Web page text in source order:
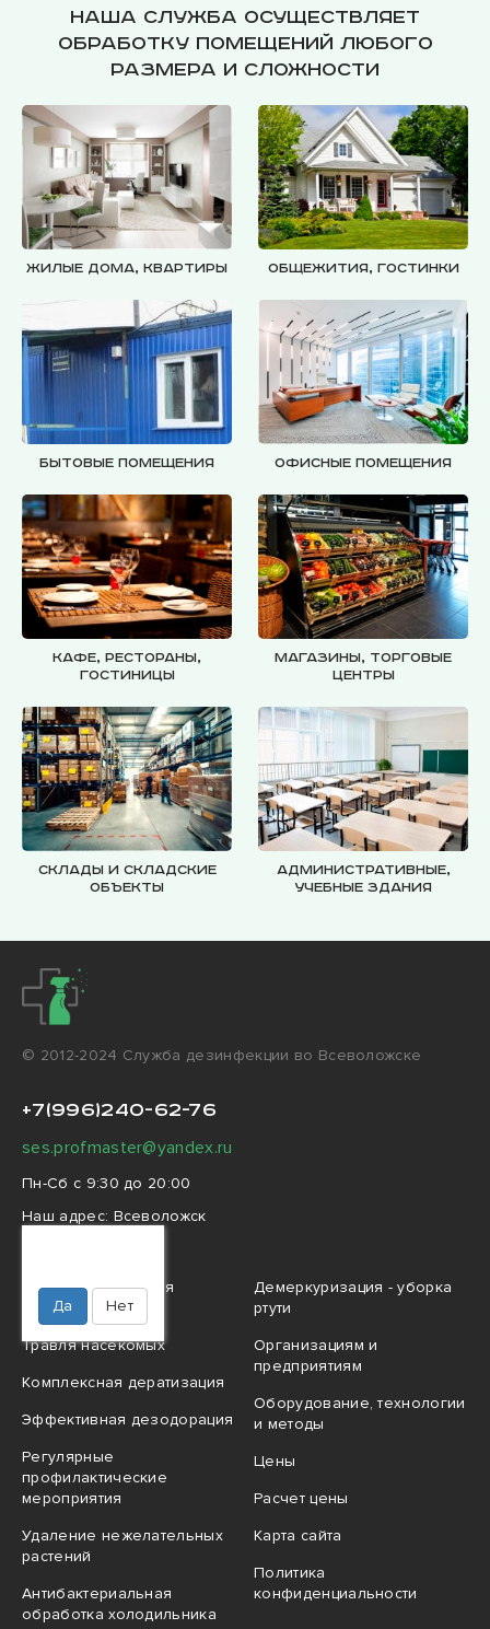
Наша служба осуществляет
обработку помещений любого
размера и сложности
Жилые дома, квартиры Общежития, гостинки
Бытовые помещения Офисные помещения
Кафе, рестораны,
гостиницы
Магазины, торговые
центры
Склады и складские
объекты
Административные,
учебные здания
© 2012-2024 Cлужба дезинфекции во Всеволожске
+7(996)240-62-76
ses.profmaster@yandex.ru
Пн-Сб с 9:30 до 20:00
Наш адрес: Всеволожск
Да Нет
Межевая улица, 15
Профессиональная
дезинфекция
Травля насекомых
Комплексная дератизация
Эффективная дезодорация
Регулярные
профилактические
мероприятия
Удаление нежелательных
растений
Антибактериальная
обработка холодильника
Демеркуризация - уборка
ртути
Организациям и
предприятиям
Оборудование, технологии
и методы
Цены
Расчет цены
Карта сайта
Политика
конфиденциальности